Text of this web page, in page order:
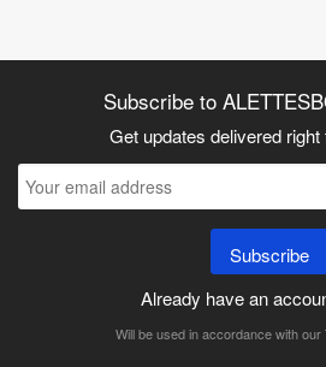
Subscribe to
Get updates delivered
Subscribe
Already have an
Will be used in accordance with our